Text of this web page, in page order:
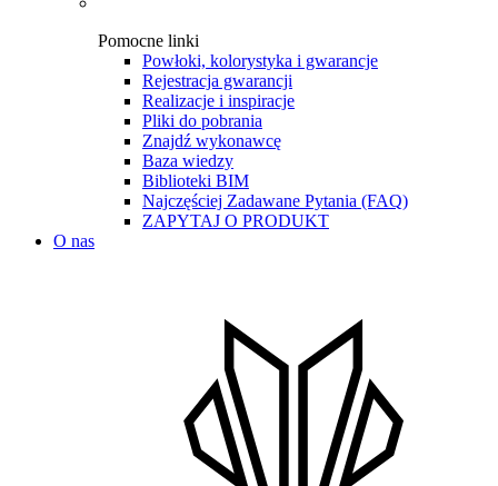
Pomocne linki
Powłoki, kolorystyka i gwarancje
Rejestracja gwarancji
Realizacje i inspiracje
Pliki do pobrania
Znajdź wykonawcę
Baza wiedzy
Biblioteki BIM
Najczęściej Zadawane Pytania (FAQ)
ZAPYTAJ O PRODUKT
O nas